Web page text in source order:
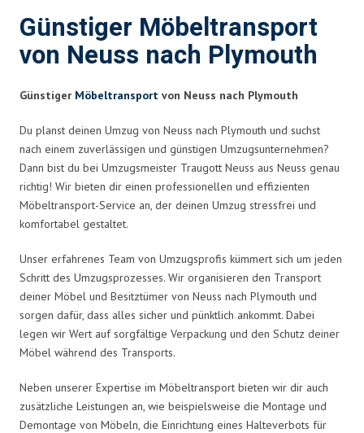
Günstiger Möbeltransport
von Neuss nach Plymouth
Günstiger Möbeltransport von Neuss nach Plymouth
Du planst deinen Umzug von Neuss nach Plymouth und suchst
nach einem zuverlässigen und günstigen Umzugsunternehmen?
Dann bist du bei Umzugsmeister Traugott Neuss aus Neuss genau
richtig! Wir bieten dir einen professionellen und effizienten
Möbeltransport-Service an, der deinen Umzug stressfrei und
komfortabel gestaltet.
Unser erfahrenes Team von Umzugsprofis kümmert sich um jeden
Schritt des Umzugsprozesses. Wir organisieren den Transport
deiner Möbel und Besitztümer von Neuss nach Plymouth und
sorgen dafür, dass alles sicher und pünktlich ankommt. Dabei
legen wir Wert auf sorgfältige Verpackung und den Schutz deiner
Möbel während des Transports.
Neben unserer Expertise im Möbeltransport bieten wir dir auch
zusätzliche Leistungen an, wie beispielsweise die Montage und
Demontage von Möbeln, die Einrichtung eines Halteverbots für